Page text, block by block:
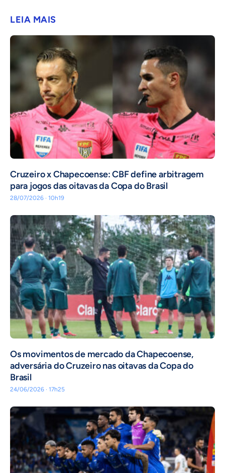
LEIA MAIS
Cruzeiro x Chapecoense: CBF define arbitragem
para jogos das oitavas da Copa do Brasil
28/07/2026 · 10h19
Os movimentos de mercado da Chapecoense,
adversária do Cruzeiro nas oitavas da Copa do
Brasil
24/06/2026 · 17h25